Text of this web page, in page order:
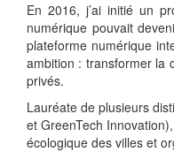
En 2016, j’ai initié un
numérique pouvait
plateforme numérique
ambition : transformer la
privés.
Lauréate de plusieurs
et GreenTech
écologique des villes et